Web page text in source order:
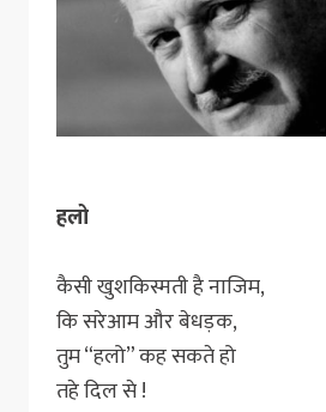
हलो
कैसी खुशकिस्मती है नाजिम,
कि सरेआम और बेधड़क,
तुम “हलो” कह सकते हो
तहे दिल से !